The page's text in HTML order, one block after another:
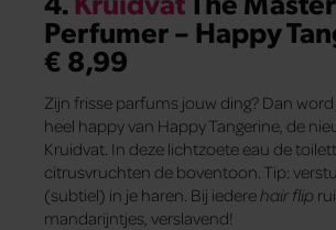
Perfumer – Happy
€ 8,99
Zijn frisse parfums jouw ding? Dan
heel happy van Happy Tangerine, de
Kruidvat. In deze lichtzoete eau de
citrusvruchten de boventoon. Tip:
(subtiel) in je haren. Bij iederehair flip
mandarijntjes, verslavend!